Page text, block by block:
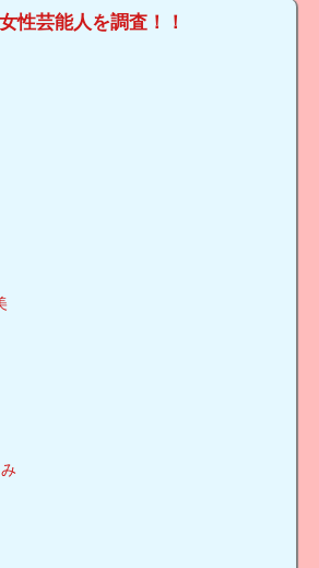
性芸能人を調査！！